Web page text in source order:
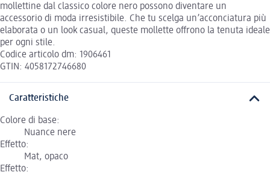
mollettine dal classico colore nero possono diventare un
accessorio di moda irresistibile. Che tu scelga un’acconciatura più
elaborata o un look casual, queste mollette offrono la tenuta ideale
per ogni stile.
Codice articolo dm: 1906461
GTIN: 4058172746680
Caratteristiche
Colore di base:
Nuance nere
Effetto:
Mat, opaco
Effetto: